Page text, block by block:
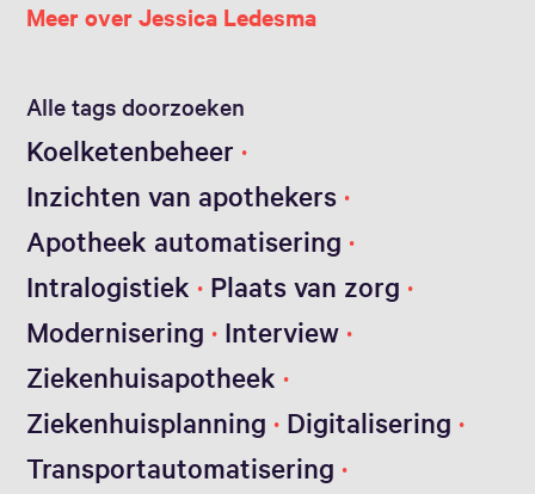
Meer over Jessica Ledesma
Alle tags doorzoeken
Koelketenbeheer
Inzichten van apothekers
Apotheek automatisering
Intralogistiek
Plaats van zorg
Modernisering
Interview
Ziekenhuisapotheek
Ziekenhuisplanning
Digitalisering
Transportautomatisering